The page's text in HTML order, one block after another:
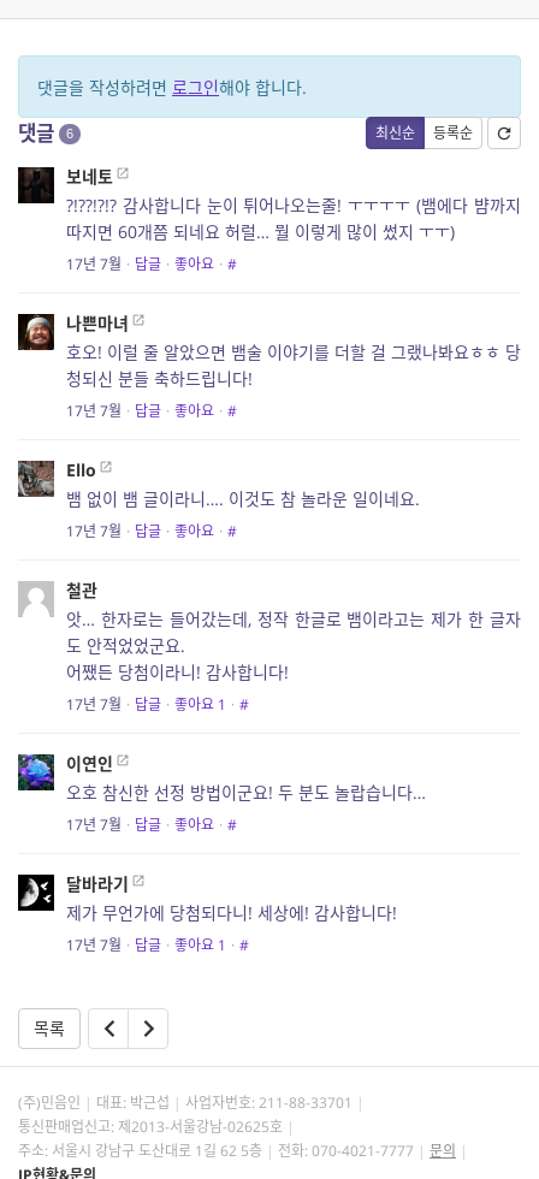
댓글을 작성하려면 로그인해야 합니다.
최신순 등록순
댓글 6
보네토
?!??!?!? 감사합니다 눈이 튀어나오는줄! ㅜㅜㅜㅜ (뱀에다 뱜까지
따지면 60개쯤 되네요 허럴… 뭘 이렇게 많이 썼지 ㅜㅜ)
17년 7월 · 답글 · 좋아요 · #
나쁜마녀
호오! 이럴 줄 알았으면 뱀술 이야기를 더할 걸 그랬나봐요ㅎㅎ 당
청되신 분들 축하드립니다!
17년 7월 · 답글 · 좋아요 · #
Ello
뱀 없이 뱀 글이라니…. 이것도 참 놀라운 일이네요.
17년 7월 · 답글 · 좋아요 · #
철관
앗… 한자로는 들어갔는데, 정작 한글로 뱀이라고는 제가 한 글자
도 안적었었군요.
어쨌든 당첨이라니! 감사합니다!
17년 7월 · 답글 · 좋아요 1 · #
이연인
오호 참신한 선정 방법이군요! 두 분도 놀랍습니다…
17년 7월 · 답글 · 좋아요 · #
달바라기
제가 무언가에 당첨되다니! 세상에! 감사합니다!
17년 7월 · 답글 · 좋아요 1 · #
목록
(주)민음인 대표: 박근섭 사업자번호: 211-88-33701
통신판매업신고: 제2013-서울강남-02625호
주소: 서울시 강남구 도산대로 1길 62 5층
전화: 070-4021-7777
문의
IP현황&문의